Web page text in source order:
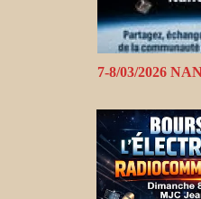
7-8/03/2026